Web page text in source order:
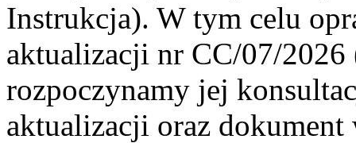
Instrukcja). W tym celu
aktualizacji nr CC/07/
rozpoczynamy jej
aktualizacji oraz